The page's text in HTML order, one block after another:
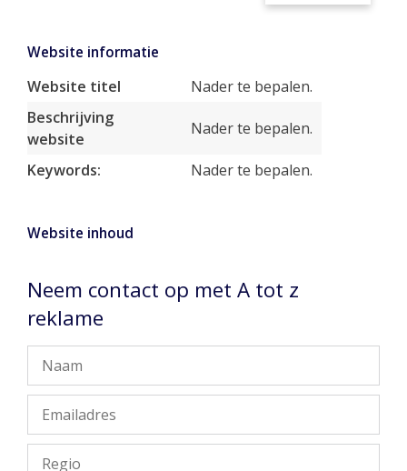
Website informatie
Website titel
Nader te bepalen.
Beschrijving
website
Nader te bepalen.
Keywords: Nader te bepalen.
Website inhoud
Neem contact op met A tot z
reklame